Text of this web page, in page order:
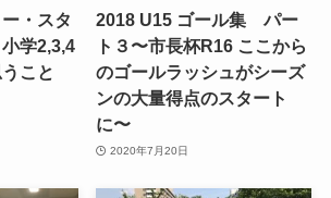
・スタ
学2,3,4
こと
2018 U15 ゴール集 パー
ト３〜市長杯R16 ここから
のゴールラッシュがシーズ
ンの大量得点のスタート
に〜
2020年7月20日